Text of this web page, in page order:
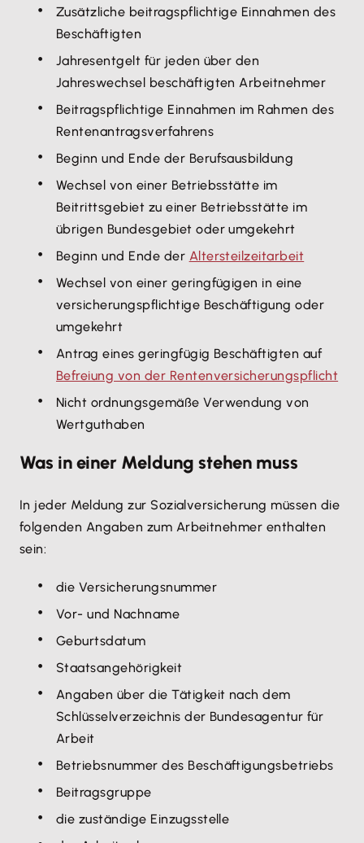
Zusätzliche beitragspflichtige Einnahmen des
Beschäftigten
Jahresentgelt für jeden über den
Jahreswechsel beschäftigten Arbeitnehmer
Beitragspflichtige Einnahmen im Rahmen des
Rentenantragsverfahrens
Beginn und Ende der Berufsausbildung
Wechsel von einer Betriebsstätte im
Beitrittsgebiet zu einer Betriebsstätte im
übrigen Bundesgebiet oder umgekehrt
Beginn und Ende der Altersteilzeitarbeit
Wechsel von einer geringfügigen in eine
versicherungspflichtige Beschäftigung oder
umgekehrt
Antrag eines geringfügig Beschäftigten auf
Befreiung von der Rentenversicherungspflicht
Nicht ordnungsgemäße Verwendung von
Wertguthaben
Was in einer Meldung stehen muss
In jeder Meldung zur Sozialversicherung müssen die
folgenden Angaben zum Arbeitnehmer enthalten
sein:
die Versicherungsnummer
Vor- und Nachname
Geburtsdatum
Staatsangehörigkeit
Angaben über die Tätigkeit nach dem
Schlüsselverzeichnis der Bundesagentur für
Arbeit
Betriebsnummer des Beschäftigungsbetriebs
Beitragsgruppe
die zuständige Einzugsstelle